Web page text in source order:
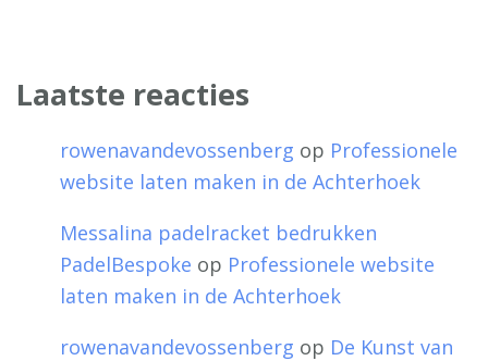
Laatste reacties
rowenavandevossenberg op Professionele
website laten maken in de Achterhoek
Messalina padelracket bedrukken
PadelBespoke op Professionele website
laten maken in de Achterhoek
rowenavandevossenberg op De Kunst van